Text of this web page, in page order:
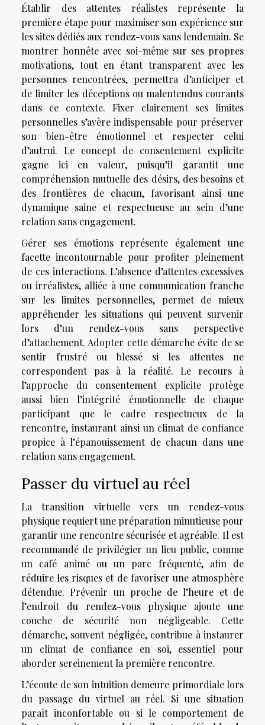
Établir des attentes réalistes représente la
première étape pour maximiser son expérience sur
les sites dédiés aux rendez-vous sans lendemain. Se
montrer honnête avec soi-même sur ses propres
motivations, tout en étant transparent avec les
personnes rencontrées, permettra d’anticiper et
de limiter les déceptions ou malentendus courants
dans ce contexte. Fixer clairement ses limites
personnelles s’avère indispensable pour préserver
son bien-être émotionnel et respecter celui
d’autrui. Le concept de consentement explicite
gagne ici en valeur, puisqu’il garantit une
compréhension mutuelle des désirs, des besoins et
des frontières de chacun, favorisant ainsi une
dynamique saine et respectueuse au sein d’une
relation sans engagement.
Gérer ses émotions représente également une
facette incontournable pour profiter pleinement
de ces interactions. L’absence d’attentes excessives
ou irréalistes, alliée à une communication franche
sur les limites personnelles, permet de mieux
appréhender les situations qui peuvent survenir
lors d’un rendez-vous sans perspective
d’attachement. Adopter cette démarche évite de se
sentir frustré ou blessé si les attentes ne
correspondent pas à la réalité. Le recours à
l’approche du consentement explicite protège
aussi bien l’intégrité émotionnelle de chaque
participant que le cadre respectueux de la
rencontre, instaurant ainsi un climat de confiance
propice à l’épanouissement de chacun dans une
relation sans engagement.
Passer du virtuel au réel
La transition virtuelle vers un rendez-vous
physique requiert une préparation minutieuse pour
garantir une rencontre sécurisée et agréable. Il est
recommandé de privilégier un lieu public, comme
un café animé ou un parc fréquenté, afin de
réduire les risques et de favoriser une atmosphère
détendue. Prévenir un proche de l’heure et de
l’endroit du rendez-vous physique ajoute une
couche de sécurité non négligeable. Cette
démarche, souvent négligée, contribue à instaurer
un climat de confiance en soi, essentiel pour
aborder sereinement la première rencontre.
L’écoute de son intuition demeure primordiale lors
du passage du virtuel au réel. Si une situation
paraît inconfortable ou si le comportement de